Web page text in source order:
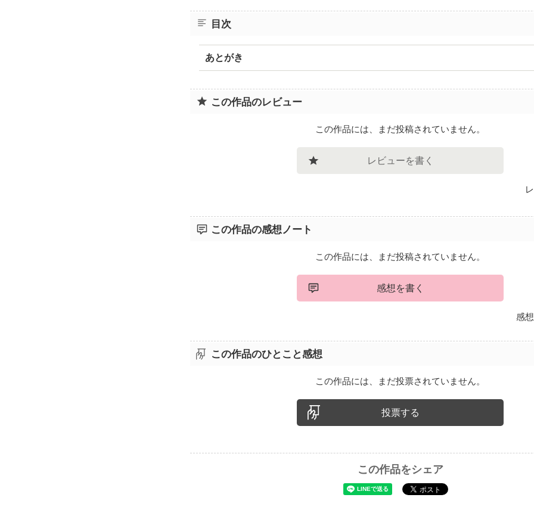
目次
あとがき
この作品のレビュー
この作品には、まだ投稿されていません。
レビューを書く
この作品の感想ノート
この作品には、まだ投稿されていません。
感想を書く
感
この作品のひとこと感想
この作品には、まだ投票されていません。
投票する
この作品をシェア